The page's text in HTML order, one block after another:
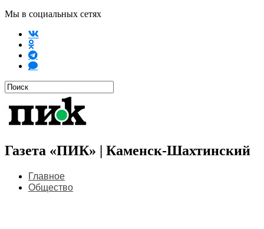
Мы в социальных сетях
Газета «ПИК» | Каменск-Шахтинский
Главное
Общество